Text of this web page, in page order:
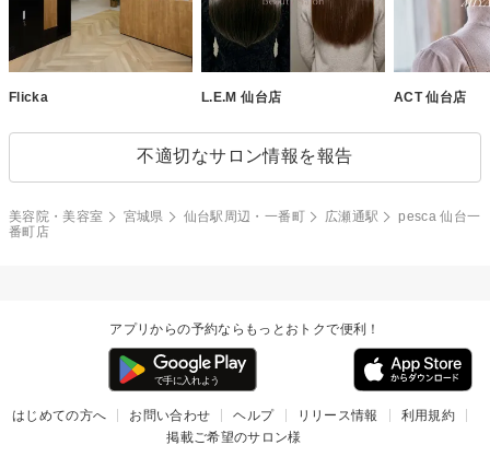
Flicka L.E.M 仙台店 ACT 仙台店
不適切なサロン情報を報告
美容院・美容室 宮城県 仙台駅周辺・一番町 広瀬通駅
pesca 仙台一
番町店
アプリからの予約ならもっとおトクで便利！
はじめての方へ お問い合わせ ヘルプ リリース情報
利用規約
掲載ご希望のサロン様